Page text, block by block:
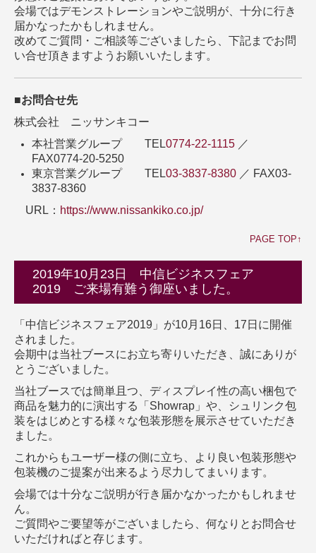
会場ではデモンストレーションやご説明が、十分に行き
届かなったかもしれません。
改めてご質問・ご相談等ございましたら、下記までお問
い合せ頂きますようお願いいたします。
■お問合せ先
株式会社 ニッサンキコー
本社営業グループ TEL0774-22-1115 ／
FAX0774-20-5250
東京営業グループ TEL03-3837-8380 ／ FAX03-
3837-8360
URL： https://www.nissankiko.co.jp/
PAGE TOP↑
2019年10月23日 中信ビジネスフェア
2019 ご来場有難う御座いました。
「中信ビジネスフェア2019」が10月16日、17日に開催
されました。
会期中は当社ブースにお立ち寄りいただき、誠にありが
とうございました。
当社ブースでは簡単且つ、ディスプレイ性の高い梱包で
商品を魅力的に演出する「Showrap」や、
シュリンク包
装をはじめとする様々な包装形態を展示させていただき
ました。
これからもユーザー様の側に立ち、より良い包装形態や
包装機のご提案が出来るよう 尽力してまいります。
会場では十分なご説明が行き届かなかったかもしれませ
ん。
ご質問やご要望等がございましたら、何なりとお問合せ
いただければと存じます。